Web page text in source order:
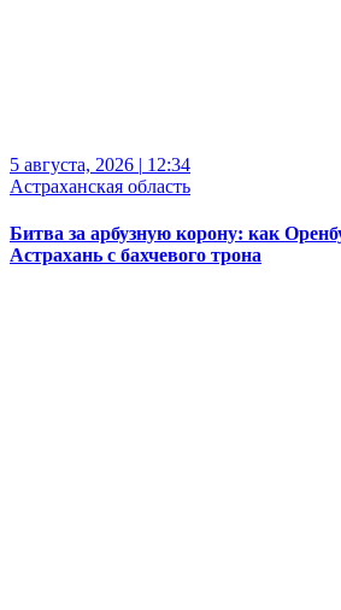
5 августа, 2026 | 12:34
Астраханская область
Битва за арбузную корону: как
Астрахань с бахчевого трона